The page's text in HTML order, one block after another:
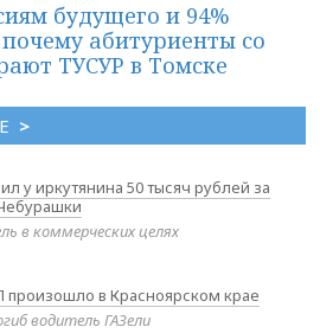
будущего и 94%
абитуриенты со
ТУСУР в Томске
>
у иркутянина 50 тысяч рублей за
в коммерческих целях
в Красноярском крае
водитель ГАЗели